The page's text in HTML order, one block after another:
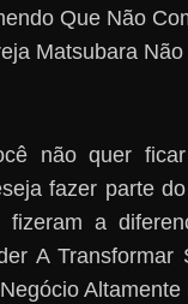
Que Não
Matsubara
não quer
fazer parte
fizeram a
A Transformar